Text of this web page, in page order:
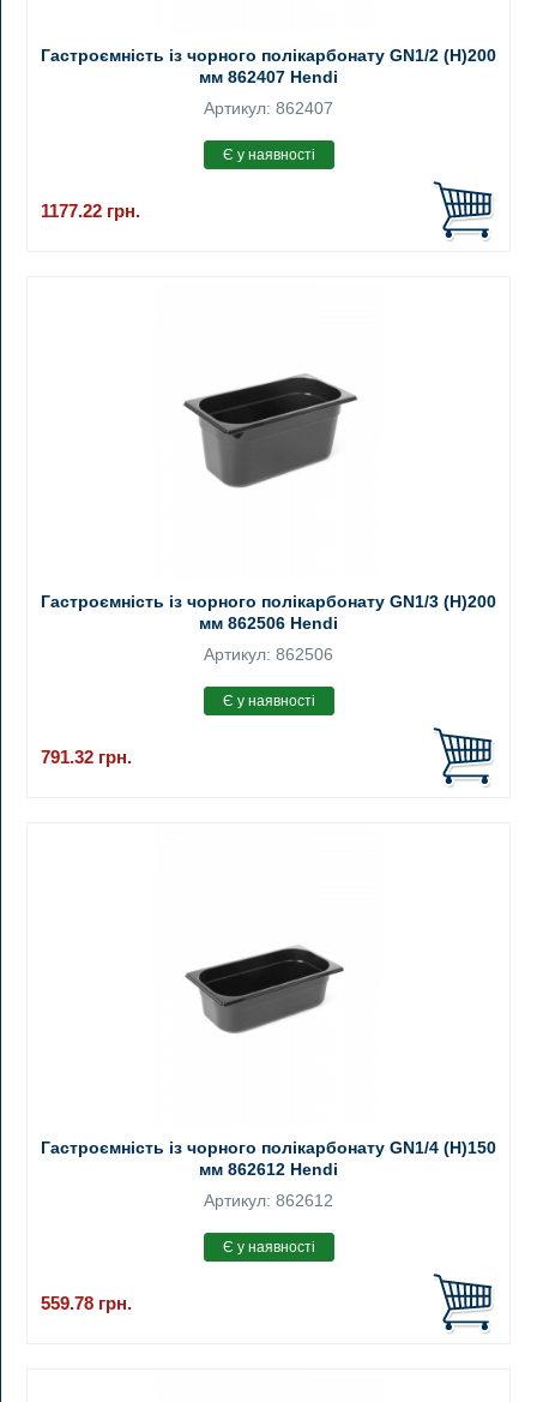
Гастроємність із чорного полікарбонату GN1/2 (H)200
мм 862407 Hendi
Артикул: 862407
1177.22 грн.
Гастроємність із чорного полікарбонату GN1/3 (H)200
мм 862506 Hendi
Артикул: 862506
791.32 грн.
Гастроємність із чорного полікарбонату GN1/4 (H)150
мм 862612 Hendi
Артикул: 862612
559.78 грн.